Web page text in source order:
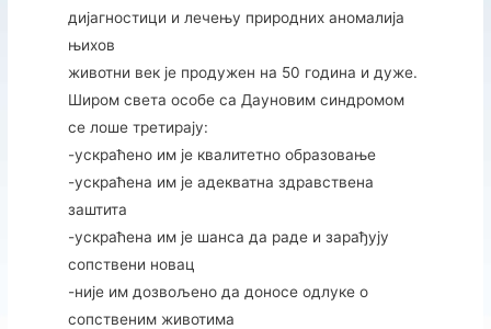
дијагностици и лечењу природних аномалија
њихов
животни век је продужен на 50 година и дуже.
Широм света особе са Дауновим синдромом
се лоше третирају:
-ускраћено им је квалитетно образовање
-ускраћена им је адекватна здравствена
заштита
-ускраћена им је шанса да раде и зарађују
сопствени новац
-није им дозвољено да доносе одлуке о
сопственим животима